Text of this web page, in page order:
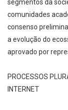
segmentos da
comunidades
consenso
a evolução do
aprovado por
PROCESSOS
INTERNET